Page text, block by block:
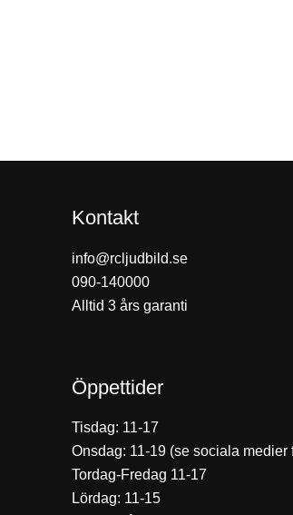
Kontakt
info@rcljudbild.se
090-140000
Alltid 3 års garanti
Öppettider
Tisdag: 11-17
Onsdag: 11-19 (se sociala medier
Tordag-Fredag 11-17
Lördag: 11-15